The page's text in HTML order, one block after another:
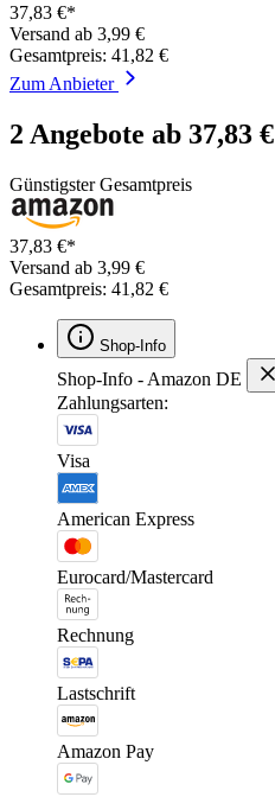
37,83 €*
Versand ab 3,99 €
Gesamtpreis: 41,82 €
Zum Anbieter
2 Angebote ab 37,83 €
Günstigster Gesamtpreis
37,83 €*
Versand ab 3,99 €
Gesamtpreis: 41,82 €
Shop-Info
Shop-Info - Amazon DE
Zahlungsarten:
Visa
American Express
Eurocard/Mastercard
Rechnung
Lastschrift
Amazon Pay